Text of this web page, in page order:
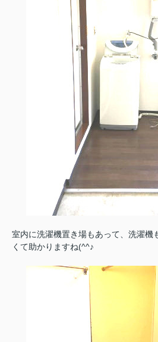
室内に洗濯機置き場もあって、洗濯機
くて助かりますね(^^♪